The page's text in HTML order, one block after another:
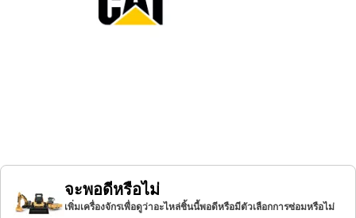
จะพอดีหรือไม่
เพิ่มเครื่องจักรเพื่อดูว่าอะไหล่ชิ้นนี้พอดีหรือมีตัวเลือกการซ่อมหรือไม่